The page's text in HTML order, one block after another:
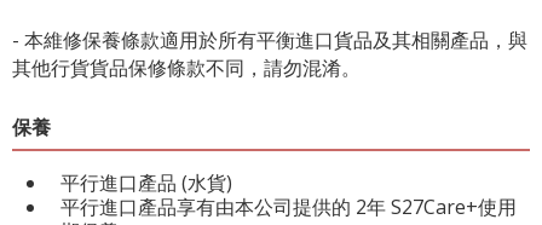
- 本維修保養條款適用於所有平衡進口貨品及其相關產品，與
其他行貨貨品保修條款不同，請勿混淆。
保養
平行進口產品 (水貨)
平行進口產品享有由本公司提供的 2年 S27Care+使用